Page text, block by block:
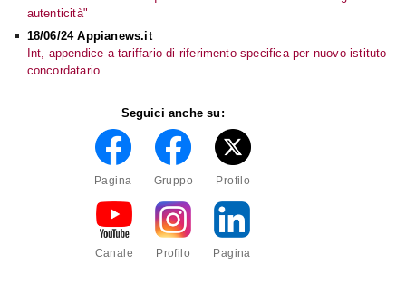
autenticità"
18/06/24 Appianews.it
Int, appendice a tariffario di riferimento specifica per nuovo istituto
concordatario
Seguici anche su:
Pagina Gruppo Profilo
Canale Profilo Pagina